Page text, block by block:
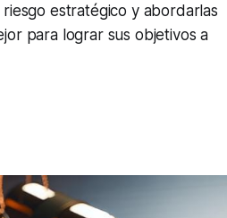
estratégico y abordarlas
para lograr sus objetivos a